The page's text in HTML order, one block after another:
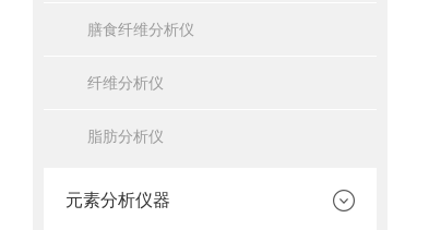
膳食纤维分析仪
纤维分析仪
脂肪分析仪
元素分析仪器